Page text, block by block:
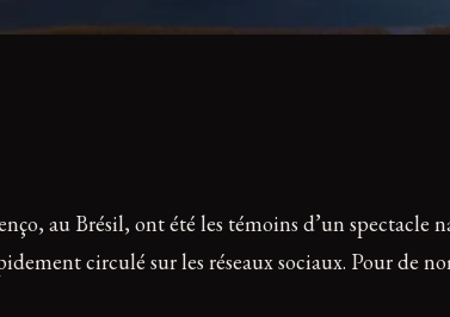
au Brésil, ont été les témoins d’un spectacle
circulé sur les réseaux sociaux. Pour de